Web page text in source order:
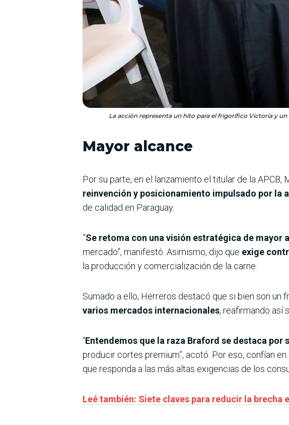
La acción representa un hito para el frigorífico Victoria y
Mayor alcance
Por su parte, en el lanzamiento el titular de la
reinvención y posicionamiento impulsado por la
de calidad en Paraguay.
”Se retoma con una visión estratégica de mayor
mercado”, manifestó. Asimismo, dijo que exige
la producción y comercialización de la carne.
Sumado a ello, Herreros destacó que si bien son un
varios mercados internacionales, reafirmando así
“Entendemos que la raza Braford se destaca por
producir cortes premium”, acotó. Por eso, confían
que responda a las más altas exigencias de los
Leé también: Siete claves para reducir la